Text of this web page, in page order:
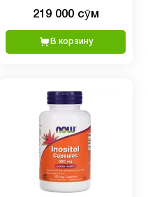
219 000 сӯм
В корзину